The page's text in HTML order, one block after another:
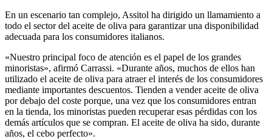
En un escenario tan complejo, Assitol ha dirigido un llamamiento a
todo el sector del aceite de oliva para garantizar una disponibilidad
adecuada para los consumidores italianos.
«Nuestro principal foco de atención es el papel de los grandes
minoristas», afirmó Carrassi. «Durante años, muchos de ellos han
utilizado el aceite de oliva para atraer el interés de los consumidores
mediante importantes descuentos. Tienden a vender aceite de oliva
por debajo del coste porque, una vez que los consumidores entran
en la tienda, los minoristas pueden recuperar esas pérdidas con los
demás artículos que se compran. El aceite de oliva ha sido, durante
años, el cebo perfecto».